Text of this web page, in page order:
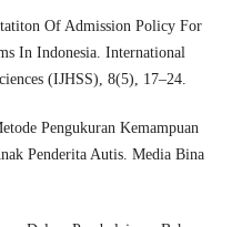
Of Admission Policy For
In Indonesia. International
(IJHSS), 8(5), 17–24.
Pengukuran Kemampuan
Penderita Autis. Media Bina